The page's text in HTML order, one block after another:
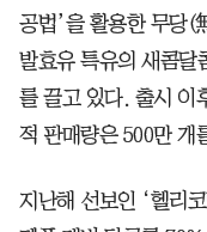
공법’을 활용한 무당(
발효유 특유의 새콤달
를 끌고 있다. 출시 이
적 판매량은 500만 개
지난해 선보인 ‘헬리